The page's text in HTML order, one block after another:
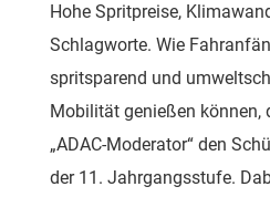
Hohe Spritpreise,
Schlagworte. Wie
spritsparend und
Mobilität genießen können,
„ADAC-Moderator“ den
der 11. Jahrgangsstufe.